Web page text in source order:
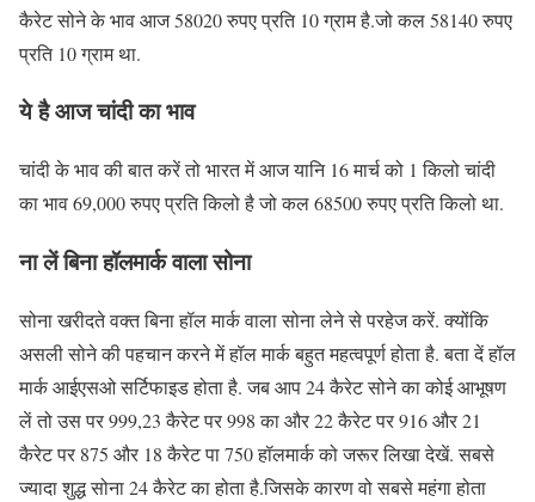
कैरेट सोने के भाव आज 58020 रुपए प्रति 10 ग्राम है.जो कल 58140 रुपए
प्रति 10 ग्राम था.
ये है आज चांदी का भाव
चांदी के भाव की बात करें तो भारत में आज यानि 16 मार्च को 1 किलो चांदी
का भाव 69,000 रुपए प्रति किलो है जो कल 68500 रुपए प्रति किलो था.
ना लें बिना हॉलमार्क वाला सोना
सोना खरीदते वक्त बिना हॉल मार्क वाला सोना लेने से परहेज करें. क्योंकि
असली सोने की पहचान करने में हॉल मार्क बहुत महत्वपूर्ण होता है. बता दें हॉल
मार्क आईएसओ सर्टिफाइड होता है. जब आप 24 कैरेट सोने का कोई आभूषण
लें तो उस पर 999,23 कैरेट पर 998 का और 22 कैरेट पर 916 और 21
कैरेट पर 875 और 18 कैरेट पा 750 हॉलमार्क को जरूर लिखा देखें. सबसे
ज्यादा शुद्ध सोना 24 कैरेट का होता है.जिसके कारण वो सबसे महंगा होता